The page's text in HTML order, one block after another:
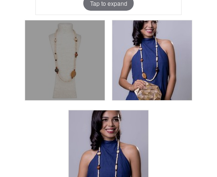
Tap to expand